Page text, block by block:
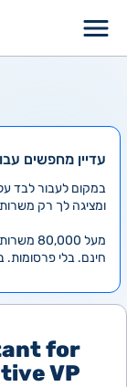
עדיין מחפשים
ומציגה לך רק
מעל 80,000 משרות • 4,000 חדשות ביום
חינם. בלי פרסומות.
for
VP